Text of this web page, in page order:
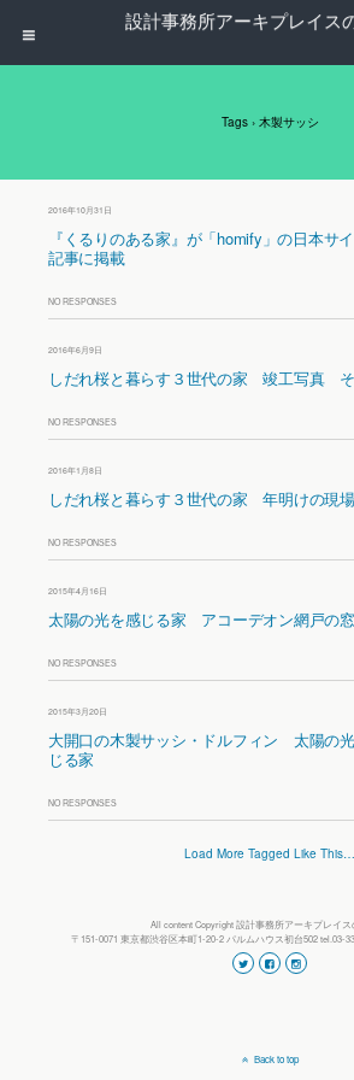
設計事務所アーキプレイス
Tags › 木製サッシ
2016年10月31日
『くるりのある家』が「homify」の日本サ
記事に掲載
NO RESPONSES
2016年6月9日
しだれ桜と暮らす３世代の家 竣工写真
NO RESPONSES
2016年1月8日
しだれ桜と暮らす３世代の家 年明けの現
NO RESPONSES
2015年4月16日
太陽の光を感じる家 アコーデオン網戸の
NO RESPONSES
2015年3月20日
大開口の木製サッシ・ドルフィン 太陽の
じる家
NO RESPONSES
Load More Tagged Like This…
All content Copyright 設計事務所アーキプレイ
〒151-0071 東京都渋谷区本町1-20-2 パルムハウス初台502 tel.03-
Back to top